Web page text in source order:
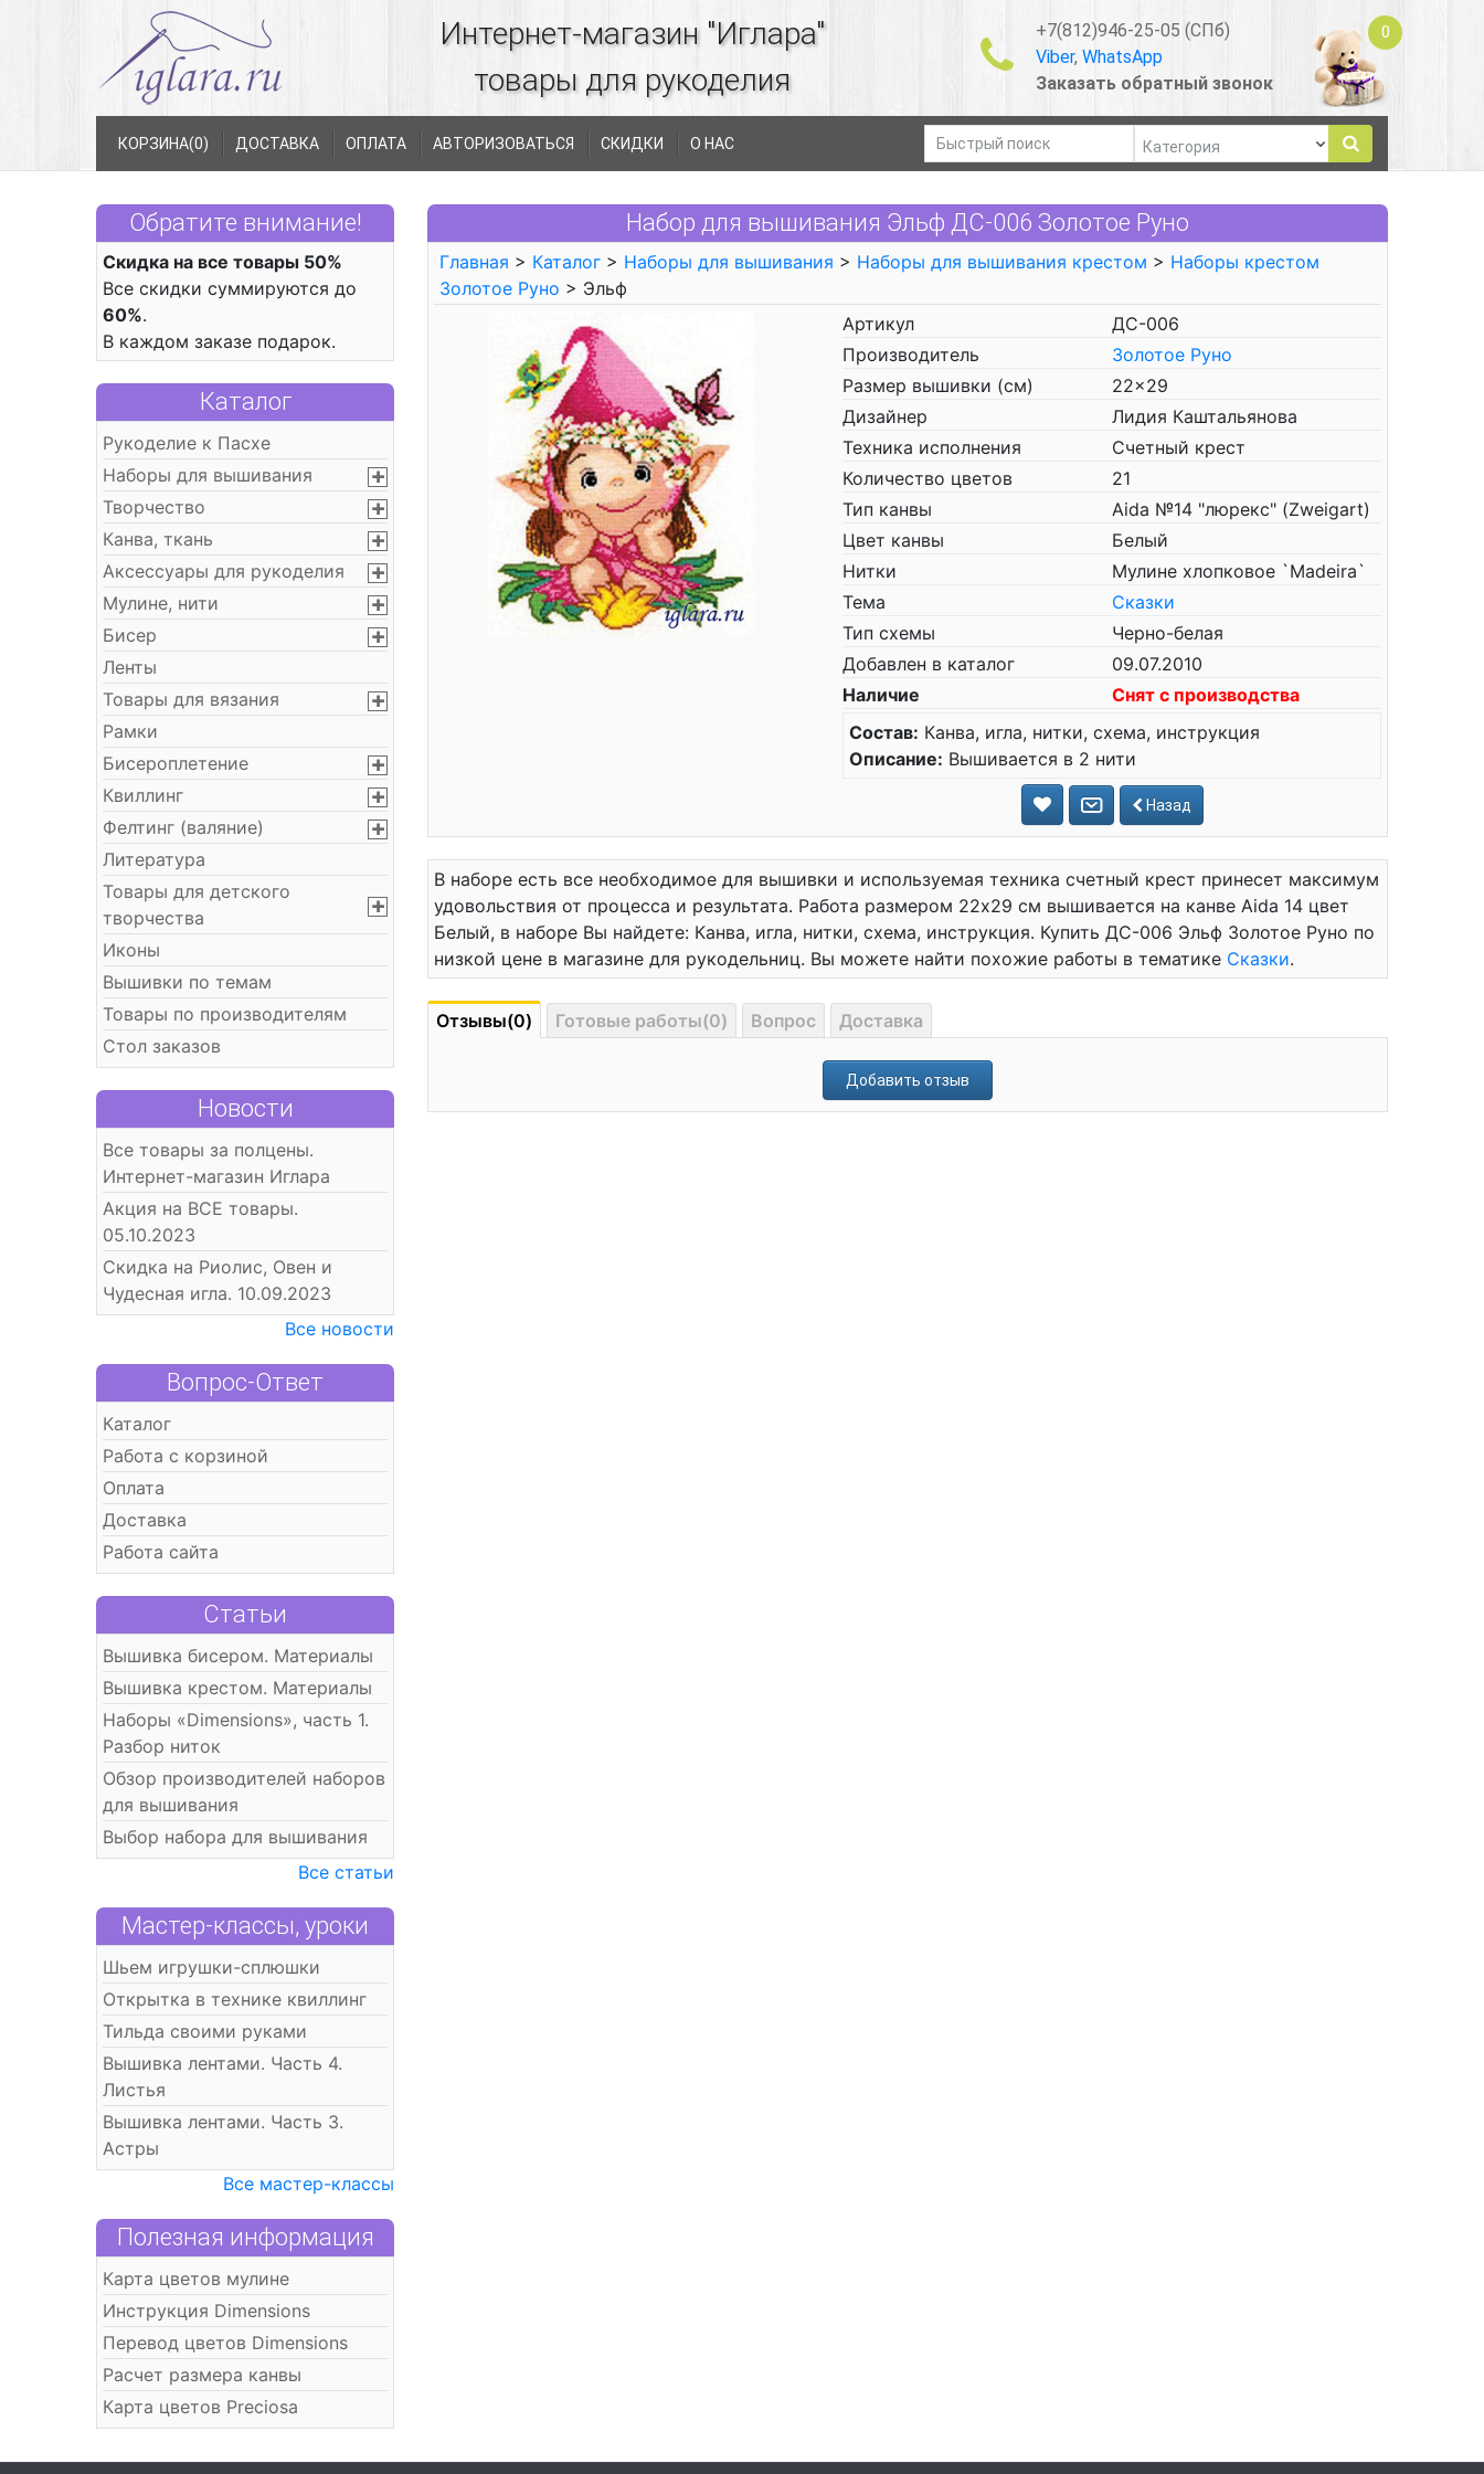
Интернет-магазин "Иглара"
товары для рукоделия
+7(812)946-25-05 (СПб)
Viber, WhatsApp
Заказать обратный звонок
0
КОРЗИНА(0) ДОСТАВКА ОПЛАТА АВТОРИЗОВАТЬСЯ СКИДКИ О НАС
Обратите внимание!
Скидка на все товары 50%
Все скидки суммируются до
60%.
В каждом заказе подарок.
Каталог
Рукоделие к Пасхе
Наборы для вышивания
Творчество
Канва, ткань
Аксессуары для рукоделия
Мулине, нити
Бисер
Ленты
Товары для вязания
Рамки
Бисероплетение
Квиллинг
Фелтинг (валяние)
Литература
Товары для детского
творчества
Иконы
Вышивки по темам
Товары по производителям
Стол заказов
Новости
Все товары за полцены.
Интернет-магазин Иглара
Акция на ВСЕ товары.
05.10.2023
Скидка на Риолис, Овен и
Чудесная игла. 10.09.2023
Все новости
Вопрос-Ответ
Каталог
Работа с корзиной
Оплата
Доставка
Работа сайта
Статьи
Вышивка бисером. Материалы
Вышивка крестом. Материалы
Наборы «Dimensions», часть 1.
Разбор ниток
Обзор производителей наборов
для вышивания
Выбор набора для вышивания
Все статьи
Мастер-классы, уроки
Шьем игрушки-сплюшки
Открытка в технике квиллинг
Тильда своими руками
Вышивка лентами. Часть 4.
Листья
Вышивка лентами. Часть 3.
Астры
Все мастер-классы
Полезная информация
Карта цветов мулине
Инструкция Dimensions
Перевод цветов Dimensions
Расчет размера канвы
Карта цветов Preciosa
Набор для вышивания Эльф ДС-006 Золотое Руно
Главная > Каталог > Наборы для вышивания > Наборы для вышивания крестом > Наборы крестом
Золотое Руно > Эльф
Артикул
ДС-006
Производитель
Золотое Руно
Размер вышивки (см)
22x29
Дизайнер
Лидия Каштальянова
Техника исполнения
Счетный крест
Количество цветов
21
Тип канвы
Aida №14 "люрекс" (Zweigart)
Цвет канвы
Белый
Нитки
Мулине хлопковое `Madeira`
Тема
Сказки
Тип схемы
Черно-белая
Добавлен в каталог
09.07.2010
Наличие
Снят с производства
Состав: Канва, игла, нитки, схема, инструкция
Описание: Вышивается в 2 нити
Назад
В наборе есть все необходимое для вышивки и используемая техника счетный крест принесет максимум
удовольствия от процесса и результата. Работа размером 22x29 см вышивается на канве Aida 14 цвет
Белый, в наборе Вы найдете: Канва, игла, нитки, схема, инструкция. Купить ДС-006 Эльф Золотое Руно по
низкой цене в магазине для рукодельниц. Вы можете найти похожие работы в тематике Сказки.
Отзывы(0) Готовые работы(0) Вопрос Доставка
Добавить отзыв